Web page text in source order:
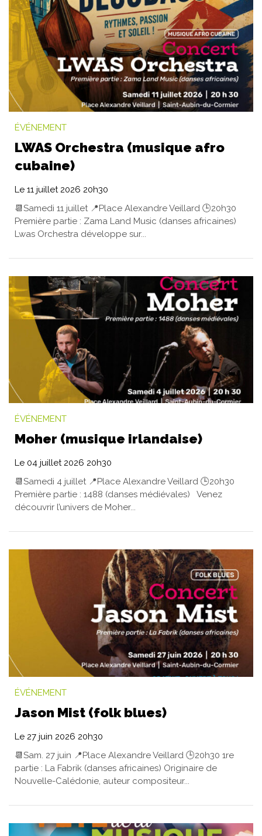
ÉVÉNEMENT
LWAS Orchestra (musique afro
cubaine)
Le 11 juillet 2026 20h30
📆Samedi 11 juillet 📍Place Alexandre Veillard 🕒20h30
Première partie : Zama Land Music (danses africaines)
Lwas Orchestra développe sur...
ÉVÉNEMENT
Moher (musique irlandaise)
Le 04 juillet 2026 20h30
📆Samedi 4 juillet 📍Place Alexandre Veillard 🕒20h30
Première partie : 1488 (danses médiévales) Venez
découvrir l’univers de Moher...
ÉVÉNEMENT
Jason Mist (folk blues)
Le 27 juin 2026 20h30
📆Sam. 27 juin 📍Place Alexandre Veillard 🕒20h30 1re
partie : La Fabrik (danses africaines) Originaire de
Nouvelle-Calédonie, auteur compositeur...